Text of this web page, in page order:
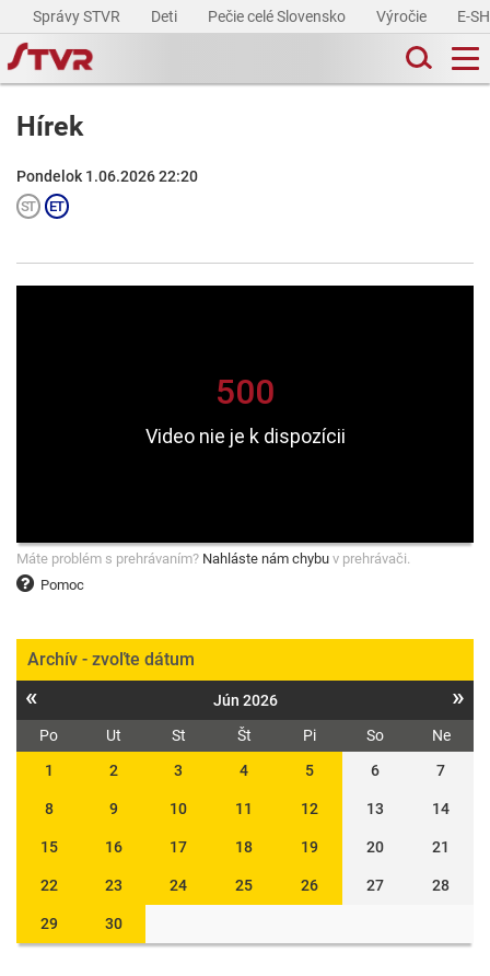
Správy STVR Deti Pečie celé Slovensko Výročie E-
Hírek
Pondelok 1.06.2026 22:20
Pomoc
Máte problém s prehrávaním? Nahláste nám chybu v prehrávači.
Archív - zvoľte dátum
« Jún 2026 »
Po Ut St Št Pi So
Ne
1
2 3 4 5 6 7
8 9 10 11 12 13 14
15 16 17 18 19 20 21
22 23 24 25 26 27 28
29 30